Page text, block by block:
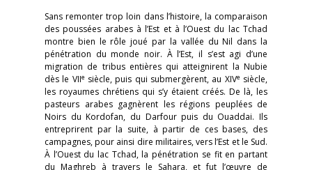
Sans remonter trop loin dans l’histoire, la comparaison
des poussées arabes à l’Est et à l’Ouest du lac Tchad
montre bien le rôle joué par la vallée du Nil dans la
pénétration du monde noir. À l’Est, il s’est agi d’une
migration de tribus entières qui atteignirent la Nubie
dès le VIIesiècle, puis qui submergèrent, au XIVesiècle,
les royaumes chrétiens qui s’y étaient créés. De là, les
pasteurs arabes gagnèrent les régions peuplées de
Noirs du Kordofan, du Darfour puis du Ouaddai. Ils
entreprirent par la suite, à partir de ces bases, des
campagnes, pour ainsi dire militaires, vers l’Est et le Sud.
À l’Ouest du lac Tchad, la pénétration se fit en partant
du Maghreb à travers le Sahara, et fut l’œuvre de